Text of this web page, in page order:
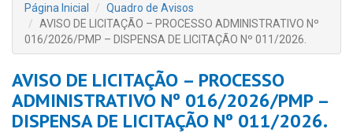
Página Inicial
Quadro de Avisos
AVISO DE LICITAÇÃO – PROCESSO ADMINISTRATIVO Nº
016/2026/PMP – DISPENSA DE LICITAÇÃO Nº 011/2026.
AVISO DE LICITAÇÃO – PROCESSO
ADMINISTRATIVO Nº 016/2026/PMP –
DISPENSA DE LICITAÇÃO Nº 011/2026.